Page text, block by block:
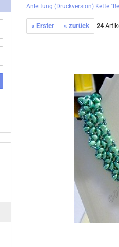
Anleitung (Druckversion) Kette
« Erster « zurück 24